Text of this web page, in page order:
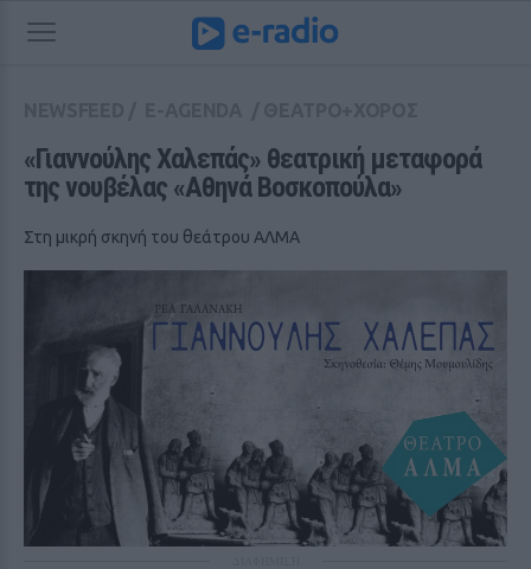
«Γιαννούλης Χαλεπάς» θεατρική μεταφορά
της νουβέλας «Αθηνά Βοσκοπούλα»
Στη μικρή σκηνή του θεάτρου ΑΛΜΑ